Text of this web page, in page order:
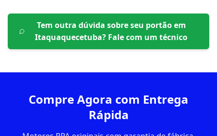
Tem outra dúvida sobre seu portão em
Itaquaquecetuba? Fale com um técnico
Compre Agora com Entrega
Rápida